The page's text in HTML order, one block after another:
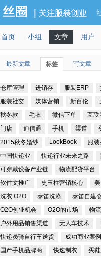
首页 小组 文章 用户
最新文章 标签 写文章
仓库管理 进销存 服装ERP
服装社交
媒体营销 新百伦
秋冬款
毛衣 微信下单 互联
门店
迪信通 手机 渠道
2015秋冬婚纱
LookBook 服
中国快递业
快递行业未来之路
可穿戴设备产业链
物流配货平台
软件文推广
史玉柱营销核心
洗衣 O2O
泰笛洗涤 泰笛自建
O2O创业机会
O2O的市场 物
户外用品销售渠道
无人车技术
快递员骑自行车送货
成功商业案例
国产手机品牌商
快速制衣 买